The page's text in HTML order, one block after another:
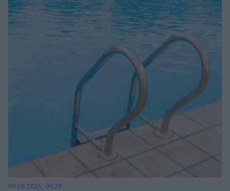
09.08.2026, 09:28